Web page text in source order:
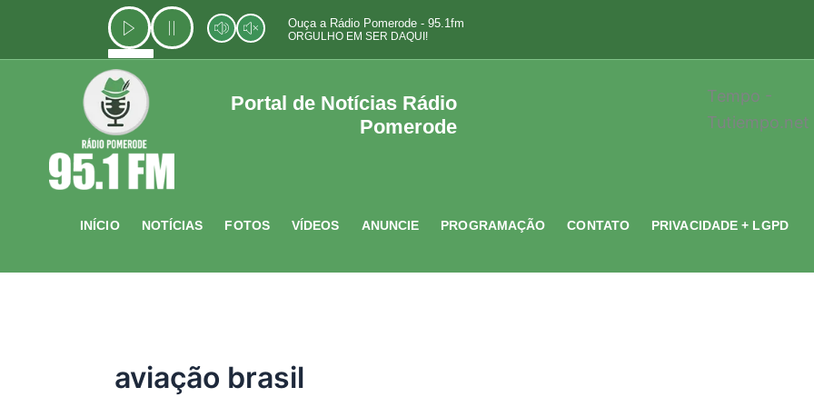
o
Ouça a Rádio Pomerode - 95.1fm
ORGULHO EM SER DAQUI!
Portal de Notícias Rádio
Pomerode
Tempo -
Tutiempo.net
INÍCIO NOTÍCIAS FOTOS VÍDEOS ANUNCIE PROGRAMAÇÃO CONTATO PRIVACIDADE + LGPD
aviação brasil